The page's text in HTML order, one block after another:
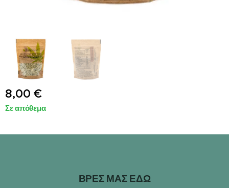
8,00 €
Σε απόθεμα
ΒΡΕΣ ΜΑΣ ΕΔΩ